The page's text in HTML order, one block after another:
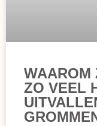
WAAROM
ZO VEEL